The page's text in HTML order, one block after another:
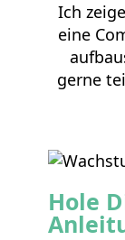
Ich
eine
gerne
Hole